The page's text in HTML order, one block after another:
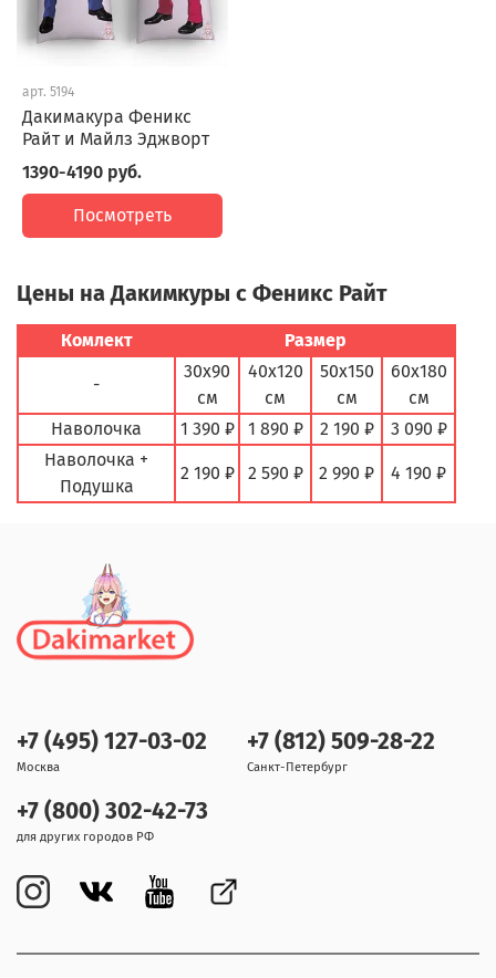
арт. 5194
Дакимакура Феникс
Райт и Майлз Эджворт
1390-4190 руб.
Посмотреть
Цены на Дакимкуры с Феникс Райт
Комлект Размер
-
30х90
см
40х120
см
50х150
см
60х180
см
Наволочка
1 390 ₽ 1 890 ₽ 2 190 ₽
3 090 ₽
Наволочка +
Подушка
2 190 ₽ 2 590 ₽ 2 990 ₽ 4 190 ₽
+7 (495) 127-03-02
Москва
+7 (812) 509-28-22
Санкт-Петербург
+7 (800) 302-42-73
для других городов РФ